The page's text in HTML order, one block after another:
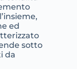
ed
sotto
da